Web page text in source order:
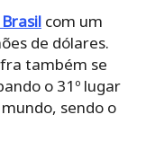
com um
de dólares.
também se
o 31º lugar
sendo o